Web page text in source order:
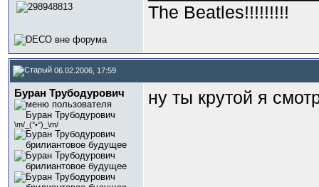
The Beatles!!!!!!!!!
06.02.2006, 17:59
Буран Трубодурович
\m/_(°•°)_\m/
ну ты крутой я